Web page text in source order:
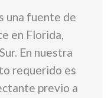
una fuente de
en Florida,
En nuestra
requerido es
previo a